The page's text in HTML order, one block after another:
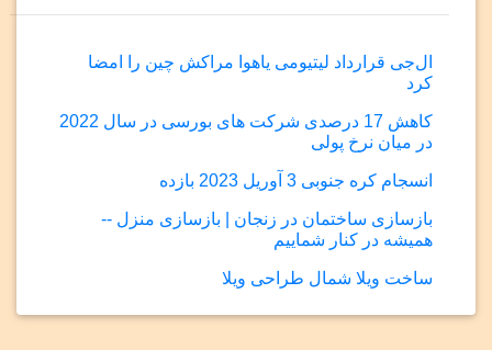
ال‌جی قرارداد لیتیومی یاهوا مراکش چین را امضا
کرد
کاهش 17 درصدی شرکت های بورسی در سال 2022
در میان نرخ پولی
انسجام کره جنوبی 3 آوریل 2023 بازده
بازسازی ساختمان در زنجان | بازسازی منزل --
همیشه در کنار شماییم
ساخت ویلا شمال طراحی ویلا